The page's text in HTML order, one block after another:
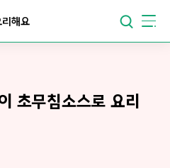
해요
초무침소스로 요리